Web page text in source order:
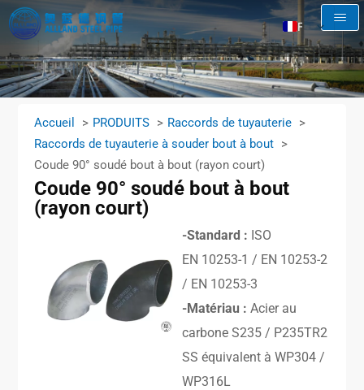
FR
EN
AR
Accueil PRODUITS
Raccords de tuyauterie
Raccords de tuyauterie à souder bout à bout
Coude 90° soudé bout à bout (rayon court)
Coude 90° soudé bout à bout
(rayon court)
-Standard : ISO
EN 10253-1 / EN 10253-2
/ EN 10253-3
-Matériau : Acier au
carbone S235 / P235TR2
SS équivalent à WP304 /
WP316L